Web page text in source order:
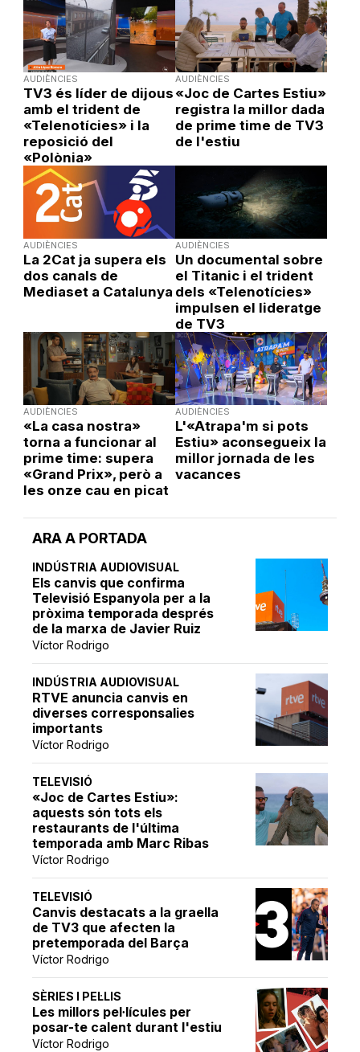
ARA A PORTADA
INDÚSTRIA AUDIOVISUAL
Els canvis que confirma
Televisió Espanyola per a la
pròxima temporada després
de la marxa de Javier Ruiz
Víctor Rodrigo
INDÚSTRIA AUDIOVISUAL
RTVE anuncia canvis en
diverses corresponsalies
importants
Víctor Rodrigo
TELEVISIÓ
«Joc de Cartes Estiu»:
aquests són tots els
restaurants de l'última
temporada amb Marc Ribas
Víctor Rodrigo
TELEVISIÓ
Canvis destacats a la graella
de TV3 que afecten la
pretemporada del Barça
Víctor Rodrigo
SÈRIES I PEL·LIS
Les millors pel·lícules per
posar-te calent durant l'estiu
Víctor Rodrigo
AUDIÈNCIES
TV3 és líder de dijous
amb el trident de
«Telenotícies» i la
reposició del
«Polònia»
AUDIÈNCIES
«Joc de Cartes Estiu»
registra la millor dada
de prime time de TV3
de l'estiu
AUDIÈNCIES
La 2Cat ja supera els
dos canals de
Mediaset a Catalunya
AUDIÈNCIES
Un documental sobre
el Titanic i el trident
dels «Telenotícies»
impulsen el lideratge
de TV3
AUDIÈNCIES
«La casa nostra»
torna a funcionar al
prime time: supera
«Grand Prix», però a
les onze cau en picat
AUDIÈNCIES
L'«Atrapa'm si pots
Estiu» aconsegueix la
millor jornada de les
vacances